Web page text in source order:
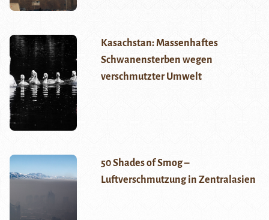
Kasachstan: Massenhaftes
Schwanensterben wegen
verschmutzter Umwelt
50 Shades of Smog –
Luftverschmutzung in Zentralasien